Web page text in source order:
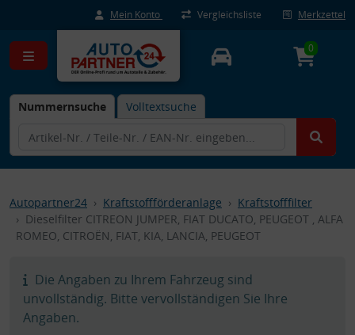
Mein Konto Vergleichsliste Merkzettel
Nummernsuche Volltextsuche
0
Autopartner24 Kraftstoffförderanlage
Kraftstofffilter
Dieselfilter CITREON JUMPER, FIAT DUCATO, PEUGEOT , ALFA
ROMEO, CITROËN, FIAT, KIA, LANCIA, PEUGEOT
Die Angaben zu Ihrem Fahrzeug sind
unvollständig. Bitte vervollständigen Sie Ihre
Angaben.